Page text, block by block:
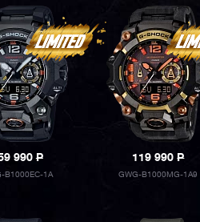
990P
B1000EC-1A
119 990P
GWG-B1000MG-1A9